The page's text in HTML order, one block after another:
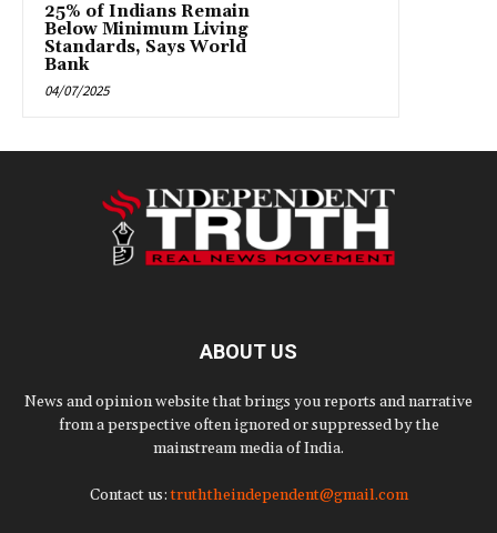
25% of Indians Remain
Below Minimum Living
Standards, Says World
Bank
04/07/2025
ABOUT US
News and opinion website that brings you reports and narrative
from a perspective often ignored or suppressed by the
mainstream media of India.
Contact us:truththeindependent@gmail.com